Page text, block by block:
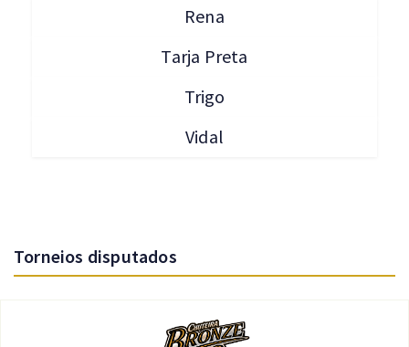
Rena
Tarja Preta
Trigo
Vidal
Torneios disputados